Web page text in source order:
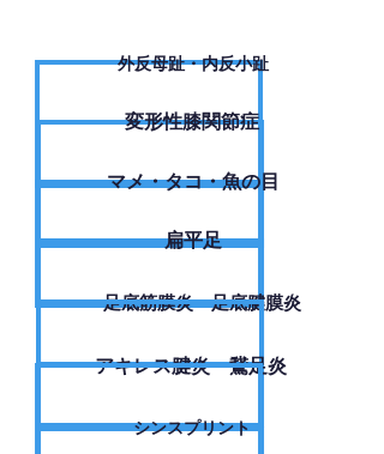
外反母趾・内反小趾
変形性膝関節症
​マメ・タコ・魚の目
扁平足
足底筋膜炎・足底腱膜炎
アキレス腱炎・鵞足炎
シンスプリント